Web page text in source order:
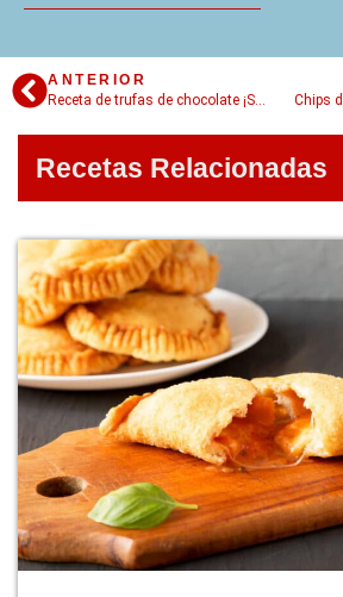
ANTERIOR
Receta de trufas de chocolate ¡Sin azúcar!
Chips
Recetas Relacionadas